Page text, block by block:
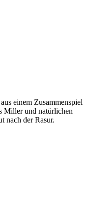
einem Zusammenspiel
Miller und natürlichen
nach der Rasur.